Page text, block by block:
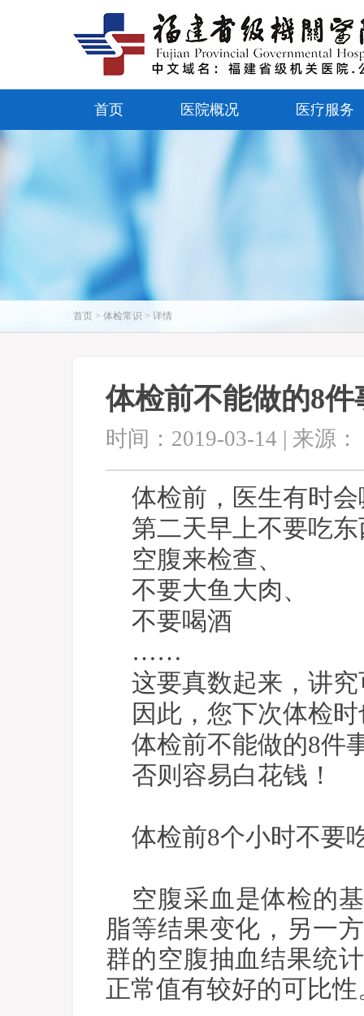
首页 医院概况 医疗服务
首页 > 体检常识 > 详情
体检前不能做的8件
时间：2019-03-14 | 来源
体检前，医生有时
第二天早上不要吃
空腹来检查、
不要大鱼大肉、
不要喝酒
……
这要真数起来，讲
因此，您下次体检
体检前不能做的8件
否则容易白花钱！
体检前8个小时不要
空腹采血是体检的
脂等结果变化，另一
群的空腹抽血结果统
正常值有较好的可比性